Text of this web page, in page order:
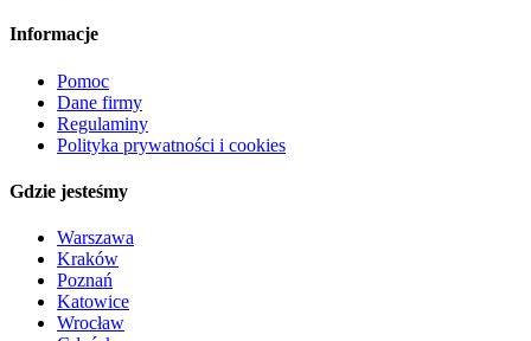
Informacje
Pomoc
Dane firmy
Regulaminy
Polityka prywatności i cookies
Gdzie jesteśmy
Warszawa
Kraków
Poznań
Katowice
Wrocław